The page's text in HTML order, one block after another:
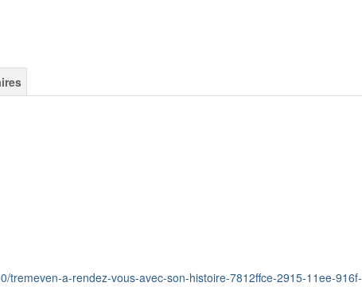
tremeven-a-rendez-vous-avec-son-histoire-7812ffce-2915-11ee-916f-